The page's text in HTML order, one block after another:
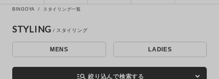
BINGOYA スタイリング一覧
STYLING
MENS LADIES
manage_search 絞り込んで検索する